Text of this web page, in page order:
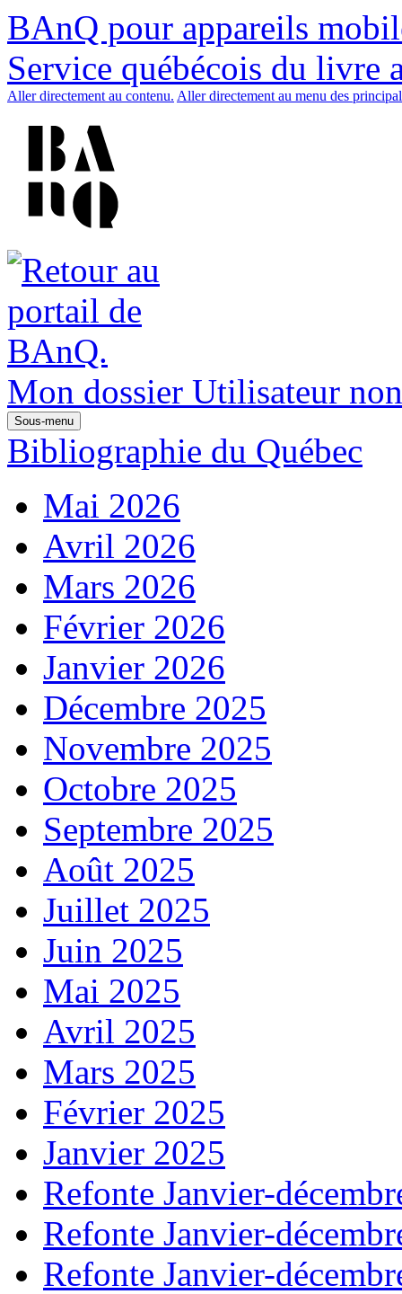
BAnQ pour appareils
Service québécois du livre
Aller directement au contenu. Aller directement au menu des
Mon dossier Utilisateur
Sous-menu
Bibliographie du Québec
Mai 2026
Avril 2026
Mars 2026
Février 2026
Janvier 2026
Décembre 2025
Novembre 2025
Octobre 2025
Septembre 2025
Août 2025
Juillet 2025
Juin 2025
Mai 2025
Avril 2025
Mars 2025
Février 2025
Janvier 2025
Refonte Janvier-
Refonte Janvier-
Refonte Janvier-